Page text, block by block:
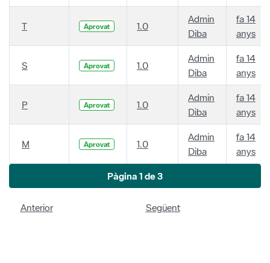
T Aprovat 1.0
Admin
Diba
fa 14
anys
S Aprovat 1.0
Admin
Diba
fa 14
anys
P Aprovat 1.0
Admin
Diba
fa 14
anys
M Aprovat 1.0
Admin
Diba
fa 14
anys
Pàgina 1 de 3
Anterior Següent